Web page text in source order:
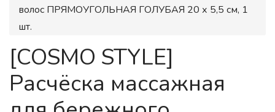
волос ПРЯМОУГОЛЬНАЯ ГОЛУБАЯ 20 х 5,5 см, 1
шт.
[COSMO STYLE]
Расчёска массажная